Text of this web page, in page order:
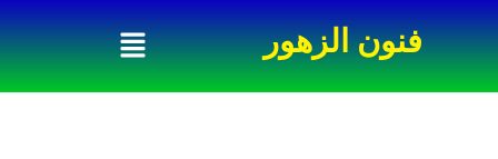
تخطي
إلى
المحتوى
فنون الزهور